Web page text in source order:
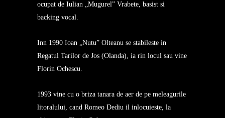
ocupat de Iulian „Mugurel” Vrabete, basist si
backing vocal.
Inn 1990 Ioan „Nutu” Olteanu se stabileste in
Regatul Tarilor de Jos (Olanda), ia rin locul sau vine
Florin Ochescu.
1993 vine cu o briza tanara de aer de pe meleagurile
litoralului, cand Romeo Dediu il inlocuieste, la